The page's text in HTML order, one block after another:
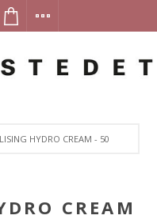
HYDRO CREAM - 50 ML
CREAM